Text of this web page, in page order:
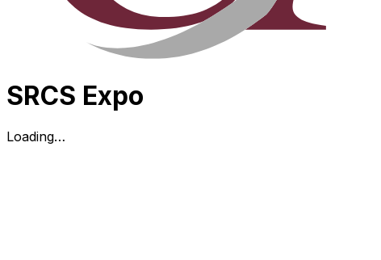
SRCS Expo
Loading…